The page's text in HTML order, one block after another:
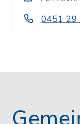
0451 29